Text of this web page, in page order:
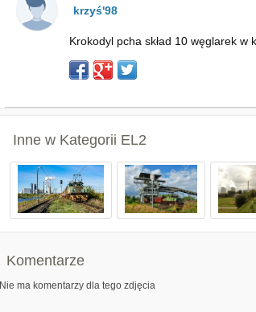
krzyś'98
Krokodyl pcha skład 10 węglarek
Inne w Kategorii EL2
Komentarze
Nie ma komentarzy dla tego zdjęcia